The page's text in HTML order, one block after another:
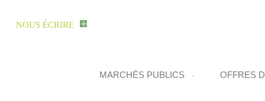
NOUS ÉCRIRE +
MARCHÉS PUBLICS OFFRES